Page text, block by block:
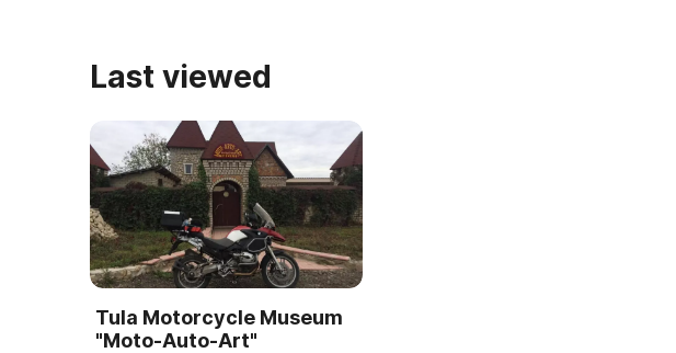
Last viewed
Tula Motorcycle Museum
"Moto-Auto-Art"